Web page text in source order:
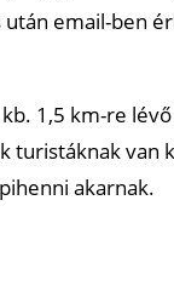
email-ben
1,5 km-re
turistáknak van
akarnak.